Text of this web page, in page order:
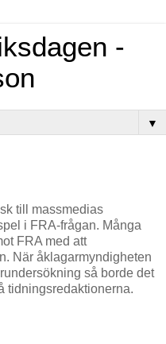
-
▼
till massmedias
i FRA-frågan. Många
FRA med att
När åklagarmyndigheten
så borde det
tidningsredaktionerna.